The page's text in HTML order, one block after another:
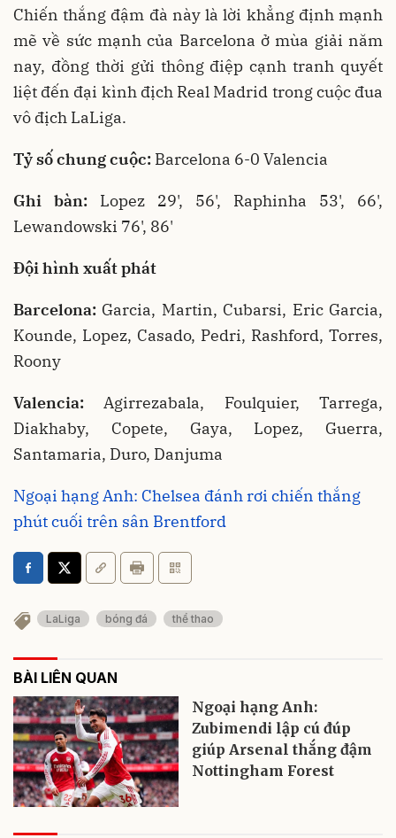
Chiến thắng đậm đà này là lời khẳng định mạnh
mẽ về sức mạnh của Barcelona ở mùa giải năm
nay, đồng thời gửi thông điệp cạnh tranh quyết
liệt đến đại kình địch Real Madrid trong cuộc đua
vô địch LaLiga.
Tỷ số chung cuộc: Barcelona 6-0 Valencia
Ghi bàn: Lopez 29', 56', Raphinha 53', 66',
Lewandowski 76', 86'
Đội hình xuất phát
Barcelona: Garcia, Martin, Cubarsi, Eric Garcia,
Kounde, Lopez, Casado, Pedri, Rashford, Torres,
Roony
Valencia: Agirrezabala, Foulquier, Tarrega,
Diakhaby, Copete, Gaya, Lopez, Guerra,
Santamaria, Duro, Danjuma
Ngoại hạng Anh: Chelsea đánh rơi chiến thắng
phút cuối trên sân Brentford
LaLiga bóng đá thể thao
BÀI LIÊN QUAN
Ngoại hạng Anh:
Zubimendi lập cú đúp
giúp Arsenal thắng đậm
Nottingham Forest